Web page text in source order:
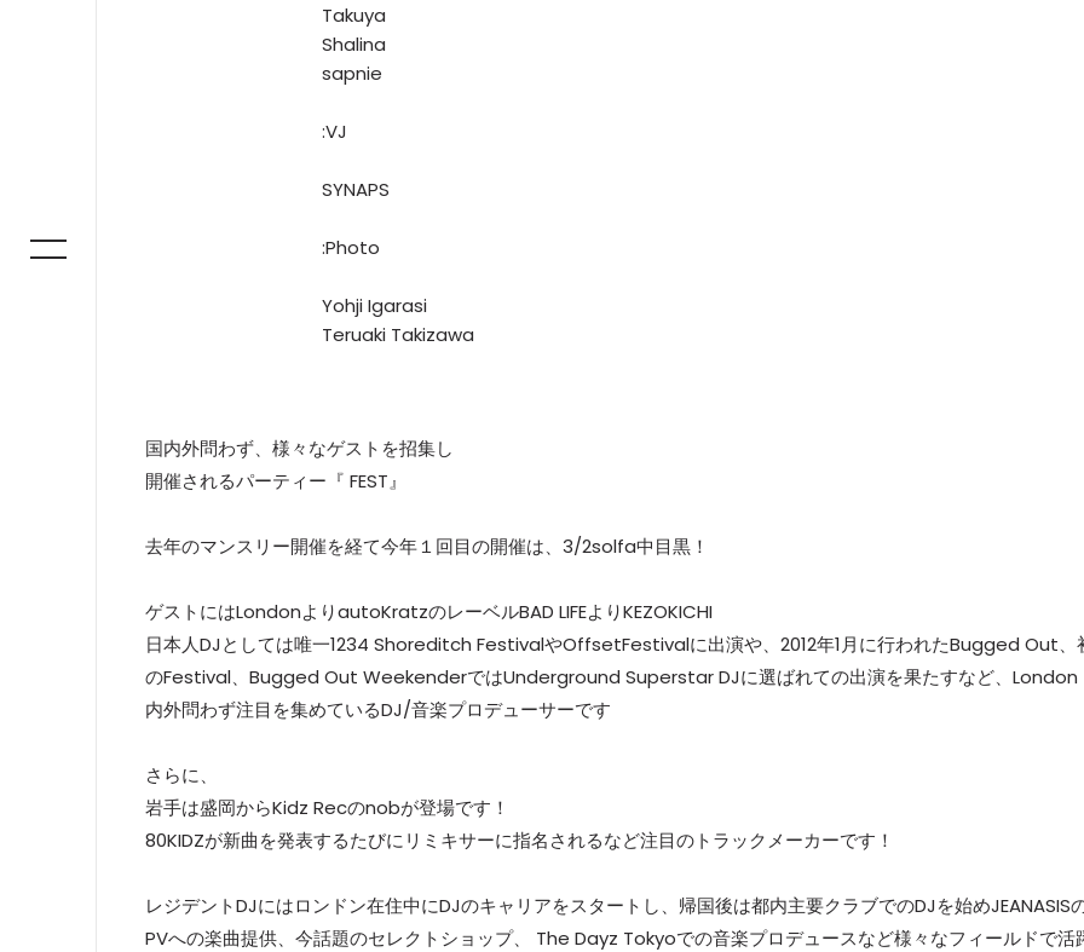
Takuya
Shalina
sapnie
:VJ
SYNAPS
:Photo
Yohji Igarasi
Teruaki Takizawa
国内外問わず、様々なゲストを招集し
開催されるパーティー『 FEST』
去年のマンスリー開催を経て今年１回目の開催は、3/2solfa中目黒！
ゲストにはLondonよりautoKratzのレーベルBAD LIFEよりKEZOKICHI
日本人DJとしては唯一1234 Shoreditch FestivalやOffsetFestivalに出演や、2012年1月に行われたBugged Out、
のFestival、Bugged Out WeekenderではUnderground Superstar DJに選ばれての出演を果たすなど、London
内外問わず注目を集めているDJ/音楽プロデューサーです
さらに、
岩手は盛岡からKidz Recのnobが登場です！
80KIDZが新曲を発表するたびにリミキサーに指名されるなど注目のトラックメーカーです！
レジデントDJにはロンドン在住中にDJのキャリアをスタートし、帰国後は都内主要クラブでのDJを始めJEANASIS
PVへの楽曲提供、今話題のセレクトショップ、 The Dayz Tokyoでの音楽プロデュースなど様々なフィールドで活